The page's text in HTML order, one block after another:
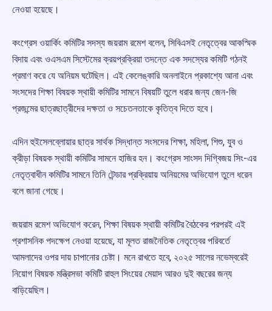
নেওয়া হয়েছে।
কংগ্রেস ওয়ার্কিং কমিটির সদস্য জয়রাম রমেশ বলেন, সিবিএসই নেতৃত্বের আকস্মিক
বিদায় এবং ওএসএম সিস্টেমের ক্রয়প্রক্রিয়া তদন্তে এক সদস্যের কমিটি গঠনই
প্রমাণ করে যে অনিয়ম ঘটেছিল। এই কেলেঙ্কারি অনলাইনে প্রকাশ্যে আনা এবং
সংসদের শিক্ষা বিষয়ক স্থায়ী কমিটির সামনে বিষয়টি তুলে ধরার জন্য জেন-জি
প্রজন্মের ছাত্রছাত্রীদের দক্ষতা ও সচেতনতাকে কৃতিত্ব দিতে হবে।
এদিন হুইসেলব্লোয়ার ছাত্র সার্থক সিদ্ধান্ত সংসদের শিক্ষা, মহিলা, শিশু, যুব ও
ক্রীড়া বিষয়ক স্থায়ী কমিটির সামনে হাজির হন। কংগ্রেস সাংসদ দিগ্বিজয় সিং-এর
নেতৃত্বাধীন কমিটির সামনে তিনি টেন্ডার প্রক্রিয়ায় অনিয়মের অভিযোগ তুলে ধরেন
বলে জানা গেছে।
জয়রাম রমেশ অভিযোগ করেন, শিক্ষা বিষয়ক স্থায়ী কমিটির বৈঠকের পরপরই এই
প্রশাসনিক পদক্ষেপ নেওয়া হয়েছে, যা মূলত রাজনৈতিক নেতৃত্বের পরিবর্তে
আমলাদের ওপর দায় চাপানোর চেষ্টা। মনে রাখতে হবে, ২০২৫ সালের নভেম্বরেই
নিয়োগ বিষয়ক মন্ত্রিসভা কমিটি রাহুল সিংয়ের মেয়াদ আরও দুই বছরের জন্য
বাড়িয়েছিল।